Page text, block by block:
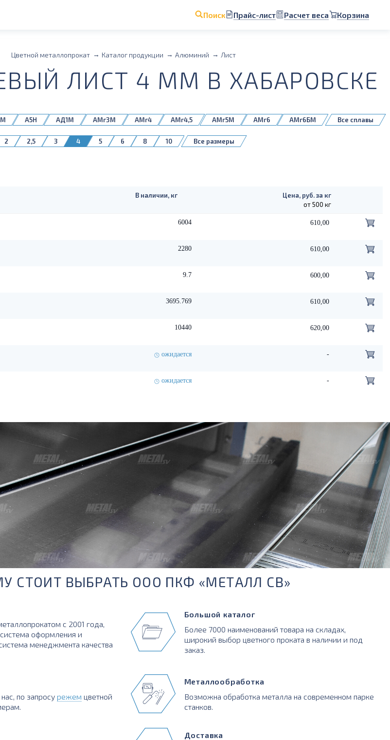
Поиск Прайс-лист Расчет веса Корзина
Цветной металлопрокат Каталог продукции Алюминий Лист
ЛИСТ 4 ММ В ХАБАРОВСКЕ
А5Н АД1М АМг3М АМг4 АМг4,5 АМг5М АМг6
АМг6БМ
Все сплавы
2 2,5 3 4 5 6 8 10 Все размеры
В наличии, кг
Цена, руб. за кг
от 500 кг
6004 610,00
2280 610,00
9.7 600,00
3695.769 610,00
10440 620,00
ожидается -
ожидается -
СТОИТ ВЫБРАТЬ ООО ПКФ «МЕТАЛЛ СВ»
с 2001 года,
оформления и
менеджмента качества
по запросу режем цветной
Большой каталог
Более 7000 наименований товара на складах,
широкий выбор цветного проката в наличии и под
заказ.
Металлообработка
Возможна обработка металла на современном парке
станков.
Доставка